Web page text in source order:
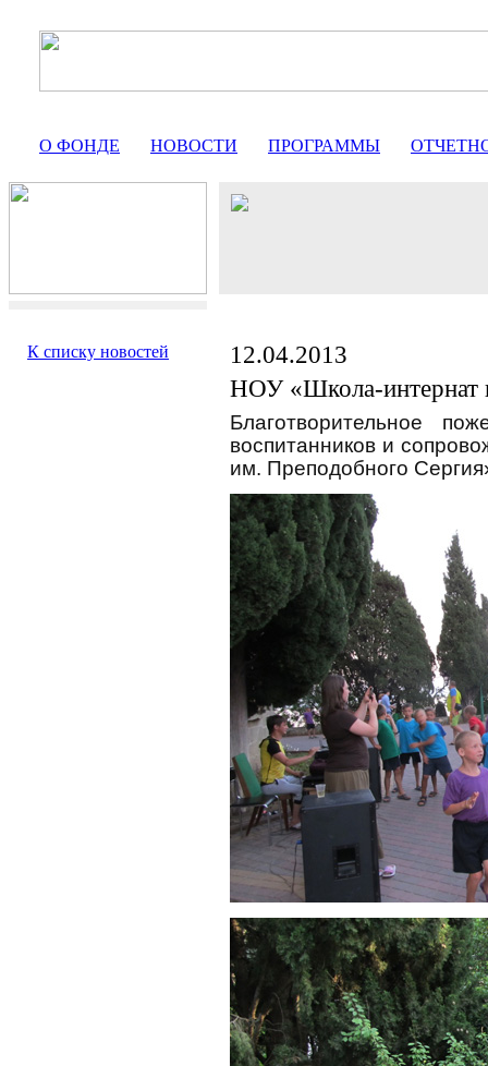
О ФОНДЕ НОВОСТИ ПРОГРАММЫ
К списку новостей
12.04.2013
НОУ «Школа-интернат
Благотворительное
воспитанников и
им. Преподобного